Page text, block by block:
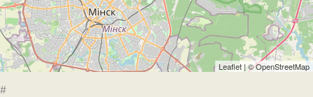
Leaflet | ©OpenStreetMap
#